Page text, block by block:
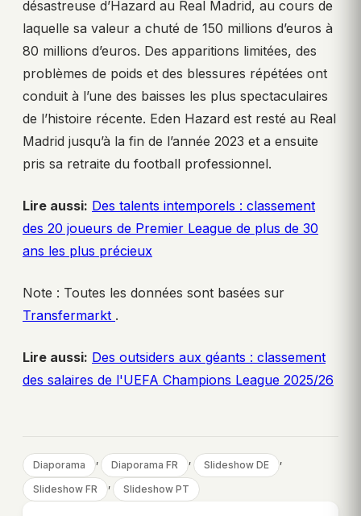
désastreuse d’Hazard au Real Madrid, au cours de
laquelle sa valeur a chuté de 150 millions d’euros à
80 millions d’euros. Des apparitions limitées, des
problèmes de poids et des blessures répétées ont
conduit à l’une des baisses les plus spectaculaires
de l’histoire récente. Eden Hazard est resté au Real
Madrid jusqu’à la fin de l’année 2023 et a ensuite
pris sa retraite du football professionnel.
Lire aussi: Des talents intemporels : classement
des 20 joueurs de Premier League de plus de 30
ans les plus précieux
Note : Toutes les données sont basées sur
Transfermarkt .
Lire aussi: Des outsiders aux géants : classement
des salaires de l'UEFA Champions League 2025/26
Diaporama , Diaporama FR , Slideshow DE ,
Slideshow FR , Slideshow PT